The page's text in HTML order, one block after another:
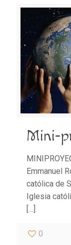
Mini-
Emmanuel
católica de
Iglesia
[…]
0